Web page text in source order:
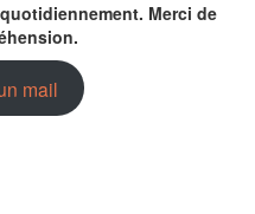
Merci de
mail